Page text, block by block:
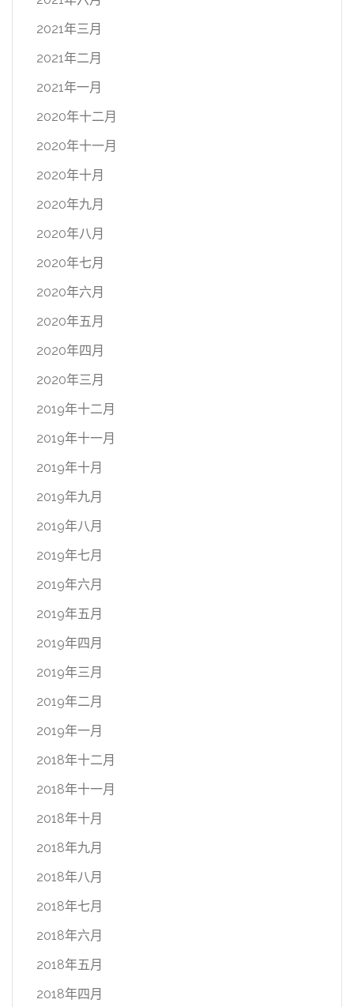
2021年三月
2021年二月
2021年一月
2020年十二月
2020年十一月
2020年十月
2020年九月
2020年八月
2020年七月
2020年六月
2020年五月
2020年四月
2020年三月
2019年十二月
2019年十一月
2019年十月
2019年九月
2019年八月
2019年七月
2019年六月
2019年五月
2019年四月
2019年三月
2019年二月
2019年一月
2018年十二月
2018年十一月
2018年十月
2018年九月
2018年八月
2018年七月
2018年六月
2018年五月
2018年四月